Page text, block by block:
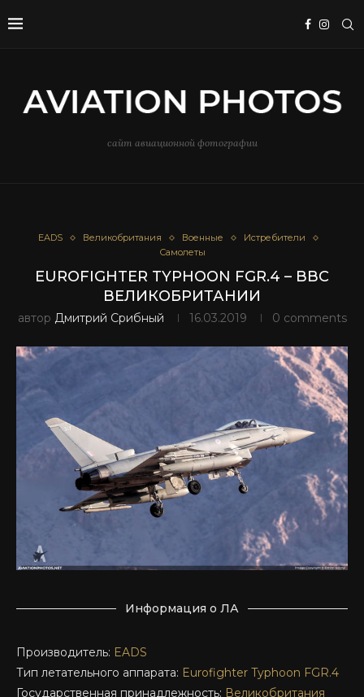
сайт авиационной фотографии
EADS Великобритания Военные
Истребители
Самолеты
EUROFIGHTER TYPHOON FGR.4 – ВВС
ВЕЛИКОБРИТАНИИ
автор Дмитрий Срибный 16.03.2019 0 comments
Информация о ЛА
Производитель: EADS
Тип летательного аппарата: Eurofighter Typhoon FGR.4
Государственная принадлежность: Великобритания